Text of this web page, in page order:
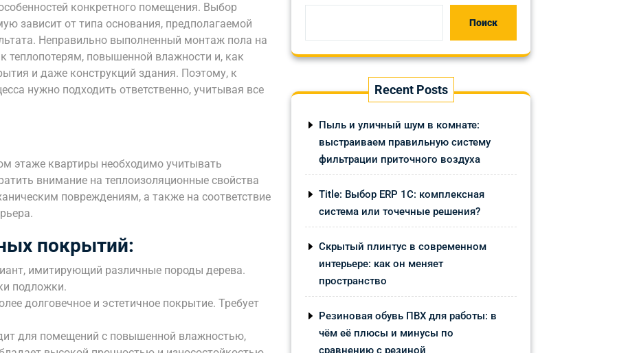
конкретного помещения. Выбор
зависит от типа основания, предполагаемой
Неправильно выполненный монтаж пола на
теплопотерям, повышенной влажности и, как
и даже конструкций здания. Поэтому, к
нужно подходить ответственно, учитывая все
этаже квартиры необходимо учитывать
внимание на теплоизоляционные свойства
повреждениям, а также на соответствие
покрытий:
имитирующий различные породы дерева.
подложки.
долговечное и эстетичное покрытие. Требует
для помещений с повышенной влажностью,
Поиск
Recent Posts
Пыль и уличный шум в комнате:
выстраиваем правильную систему
фильтрации приточного воздуха
Title: Выбор ERP 1С: комплексная
система или точечные решения?
Скрытый плинтус в современном
интерьере: как он меняет
пространство
Резиновая обувь ПВХ для работы: в
чём её плюсы и минусы по
сравнению с резиной